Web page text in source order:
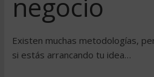
negocio
Existen muchas metodologías,
si estás arrancando tu idea…